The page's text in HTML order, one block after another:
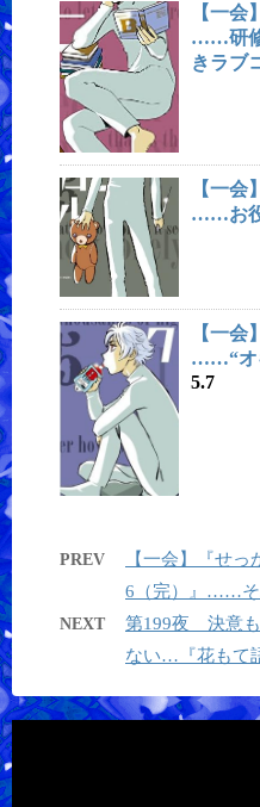
【一
……研修
きラブ
【一
……お役
【一
……“オ
5.7
PREV
【一会】『せ
6（完）』……そ
NEXT
第199夜 決意も
ない…『花もて